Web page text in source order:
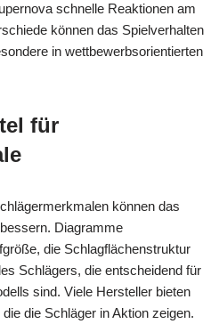
schnelle Reaktionen am
können das Spielverhalten
in wettbewerbsorientierten
für
können das
Diagramme
die Schlagflächenstruktur
Schlägers, die entscheidend für
sind. Viele Hersteller bieten
die Schläger in Aktion zeigen.